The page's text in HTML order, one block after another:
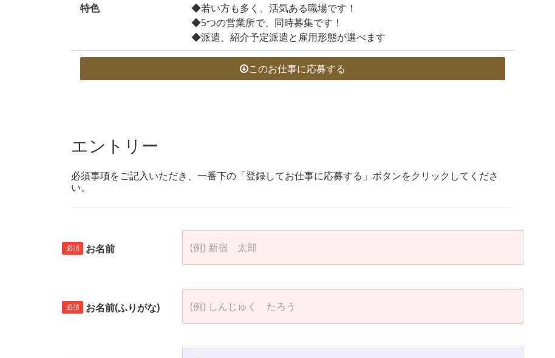
特色
◆若い方も多く、活気ある職場です！
◆5つの営業所で、同時募集です！
◆派遣、紹介予定派遣と雇用形態が選べます
このお仕事に応募する
エントリー
必須事項をご記入いただき、一番下の「登録してお仕事に応募する」ボタンをクリックしてくださ
い。
必須 お名前
必須 お名前(ふりがな)